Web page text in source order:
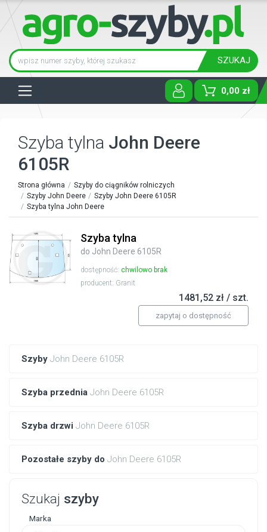
SZUKAJ
0,00 zł
Szyby John Deere 6105R
Szyba przednia John Deere 6105R
Szyba drzwi John Deere 6105R
Pozostałe szyby do John Deere 6105R
Szukaj szyby
Marka
Szyba tylna John Deere
6105R
Strona główna
Szyby do ciągników rolniczych
Szyby John Deere
Szyby John Deere 6105R
Szyba tylna John Deere
Szyba tylna
do John Deere 6105R
dostępność: chwilowo brak
producent: Granit
1481,52 zł / szt.
zapytaj o dostępność